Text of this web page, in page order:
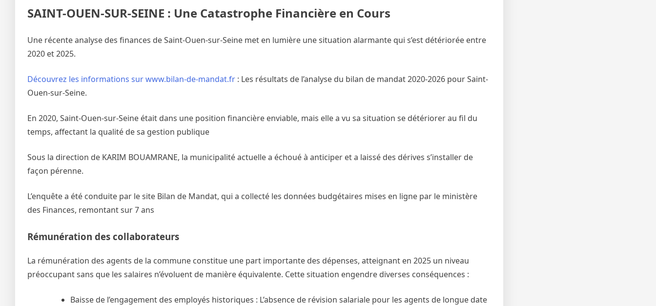
SAINT-OUEN-SUR-SEINE : Une Catastrophe Financière en Cours
Une récente analyse des finances de Saint-Ouen-sur-Seine met en lumière une situation alarmante qui s’est détériorée entre
2020 et 2025.
Découvrez les informations sur www.bilan-de-mandat.fr : Les résultats de l’analyse du bilan de mandat 2020-2026 pour Saint-
Ouen-sur-Seine.
En 2020, Saint-Ouen-sur-Seine était dans une position financière enviable, mais elle a vu sa situation se détériorer au fil du
temps, affectant la qualité de sa gestion publique
Sous la direction de KARIM BOUAMRANE, la municipalité actuelle a échoué à anticiper et a laissé des dérives s’installer de
façon pérenne.
L’enquête a été conduite par le site Bilan de Mandat, qui a collecté les données budgétaires mises en ligne par le ministère
des Finances, remontant sur 7 ans
Rémunération des collaborateurs
La rémunération des agents de la commune constitue une part importante des dépenses, atteignant en 2025 un niveau
préoccupant sans que les salaires n’évoluent de manière équivalente. Cette situation engendre diverses conséquences :
Baisse de l’engagement des employés historiques : L’absence de révision salariale pour les agents de longue date